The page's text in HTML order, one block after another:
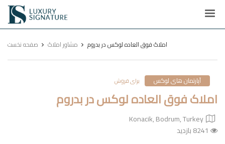
Luxury
Signature
صفحه نخست مشاور املاک املاک فوق العاده لوکس در بدروم
آپارتمان های لوکس برای فروش
املاک فوق العاده لوکس در بدروم
Konacik, Bodrum, Turkey